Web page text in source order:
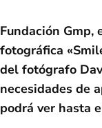
Fundación Gmp,
fotográfica
del fotógrafo
necesidades de
podrá ver hasta